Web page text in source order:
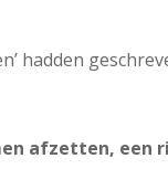
hadden
afzetten,